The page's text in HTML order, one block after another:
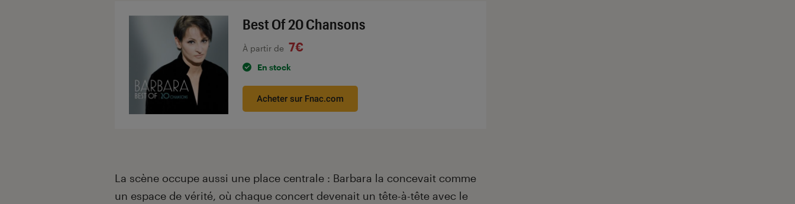
Best Of 20 Chansons
À partir de 7€
En stock
Acheter sur Fnac.com
La scène occupe aussi une place centrale : Barbara la concevait comme
un espace de vérité, où chaque concert devenait un tête-à-tête avec le